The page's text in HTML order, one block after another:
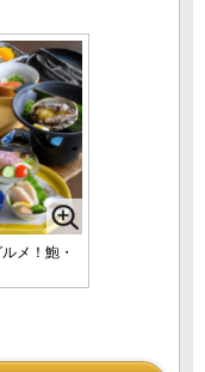
メ！鮑・